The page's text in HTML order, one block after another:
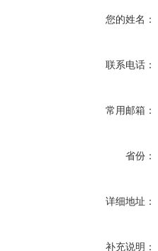
您的姓名：
联系电话：
常用邮箱：
省份：
详细地址：
补充说明：